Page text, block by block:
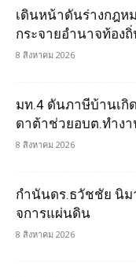
เดินหน้าดันร่างกฎห
กระจายอำนาจท้อง
8 สิงหาคม 2026
มท.4 ดันภาษีบ้านเกิ
ดาต้าช่วยอบต.ทำงา
8 สิงหาคม 2026
กำนันดร.ธวัชชัย นิม
จการแผ่นดิน
8 สิงหาคม 2026